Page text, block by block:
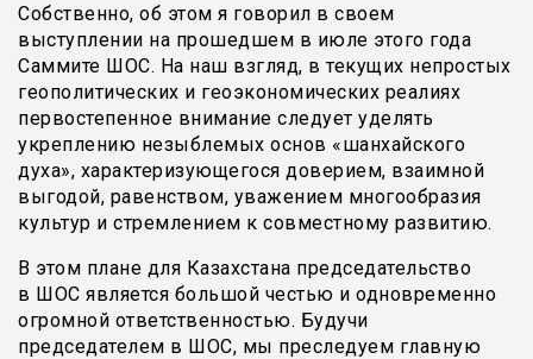
Собственно, об этом я говорил в своем
выступлении на прошедшем в июле этого года
Саммите ШОС. На наш взгляд, в текущих непростых
геополитических и геоэкономических реалиях
первостепенное внимание следует уделять
укреплению незыблемых основ «шанхайского
духа», характеризующегося доверием, взаимной
выгодой, равенством, уважением многообразия
культур и стремлением к совместному развитию.
В этом плане для Казахстана председательство
в ШОС является большой честью и одновременно
огромной ответственностью. Будучи
председателем в ШОС, мы преследуем главную